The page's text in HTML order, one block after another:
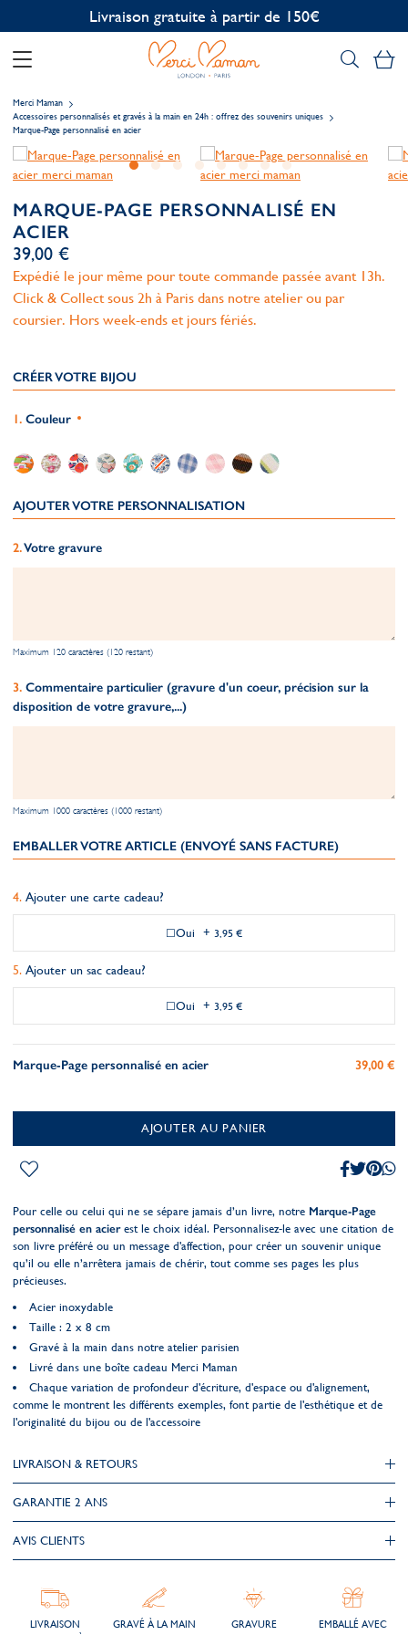
Personnalisation offerte
Merci Maman
Accessoires personnalisés et gravés à la main en 24h : offrez des souvenirs uniques
Marque-Page personnalisé en acier
MARQUE-PAGE PERSONNALISÉ EN
ACIER
39,00 €
Expédié le jour même pour toute commande passée avant 13h.
Click & Collect sous 2h à Paris dans notre atelier ou par
coursier. Hors week-ends et jours fériés.
CRÉER VOTRE BIJOU
Couleur
AJOUTER VOTRE PERSONNALISATION
Votre gravure
Maximum 120 caractères (120 restant)
Commentaire particulier (gravure d'un coeur, précision sur la
disposition de votre gravure,...)
Maximum 1000 caractères (1000 restant)
EMBALLER VOTRE ARTICLE (ENVOYÉ SANS FACTURE)
Ajouter une carte cadeau?
Oui + 3,95 €
Ajouter un sac cadeau?
Oui + 3,95 €
Marque-Page personnalisé en acier 39,00 €
AJOUTER AU PANIER
Pour celle ou celui qui ne se sépare jamais d’un livre, notre Marque-Page
personnalisé en acierest le choix idéal. Personnalisez-le avec une citation de
son livre préféré ou un message d'affection, pour créer un souvenir unique
qu’il ou elle n’arrêtera jamais de chérir, tout comme ses pages les plus
précieuses.
Acier inoxydable
Taille : 2 x 8 cm
Gravé à la main dans notre atelier parisien
Livré dans une boîte cadeau Merci Maman
Chaque variation de profondeur d'écriture, d'espace ou d'alignement,
comme le montrent les différents exemples, font partie de l'esthétique et de
l'originalité du bijou ou de l'accessoire
LIVRAISON & RETOURS
GARANTIE 2 ANS
AVIS CLIENTS
LIVRAISON
GRAVÉ À LA MAIN
GRAVURE
EMBALLÉ AVEC